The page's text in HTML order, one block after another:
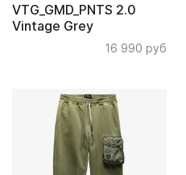
VTG_GMD_PNTS 2.0
Vintage Grey
16 990 руб